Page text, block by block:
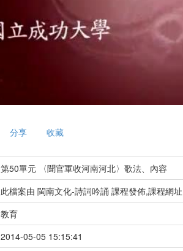
分享 收藏
第50單元 〈聞官軍收河南河北〉歌法、內容
此檔案由 閩南文化-詩詞吟誦 課程發佈,課程網址
教育
2014-05-05 15:15:41